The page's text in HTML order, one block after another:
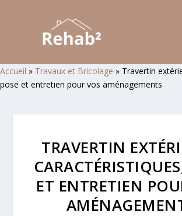
Accueil » Travaux et Bricolage » Travertin
pose et entretien pour vos aménagements
TRAVERTIN
ET ENTRETIEN